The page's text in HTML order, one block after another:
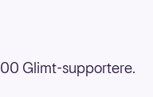
Glimt-supportere.